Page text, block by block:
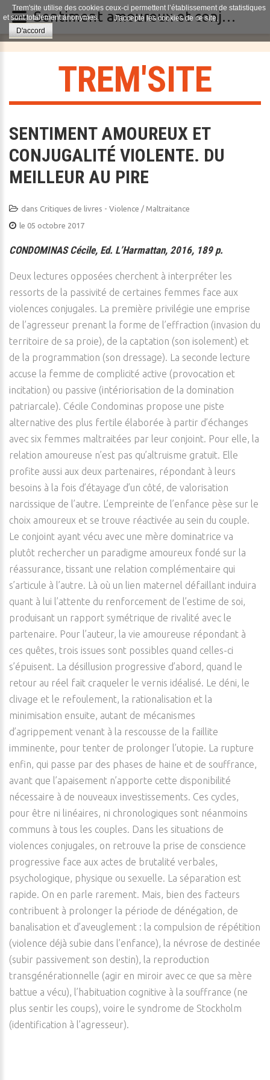
TREM'SITE
SENTIMENT AMOUREUX ET
CONJUGALITÉ VIOLENTE. DU
MEILLEUR AU PIRE
dans Critiques de livres - Violence / Maltraitance
le 05 octobre 2017
CONDOMINAS Cécile, Ed. L’Harmattan, 2016, 189 p.
Deux lectures opposées cherchent à interpréter les
ressorts de la passivité de certaines femmes face aux
violences conjugales. La première privilégie une emprise
de l’agresseur prenant la forme de l’effraction (invasion du
territoire de sa proie), de la captation (son isolement) et
de la programmation (son dressage). La seconde lecture
accuse la femme de complicité active (provocation et
incitation) ou passive (intériorisation de la domination
patriarcale). Cécile Condominas propose une piste
alternative des plus fertile élaborée à partir d’échanges
avec six femmes maltraitées par leur conjoint. Pour elle, la
relation amoureuse n’est pas qu’altruisme gratuit. Elle
profite aussi aux deux partenaires, répondant à leurs
besoins à la fois d’étayage d’un côté, de valorisation
narcissique de l’autre. L’empreinte de l’enfance pèse sur le
choix amoureux et se trouve réactivée au sein du couple.
Le conjoint ayant vécu avec une mère dominatrice va
plutôt rechercher un paradigme amoureux fondé sur la
réassurance, tissant une relation complémentaire qui
s’articule à l’autre. Là où un lien maternel défaillant induira
quant à lui l’attente du renforcement de l’estime de soi,
produisant un rapport symétrique de rivalité avec le
partenaire. Pour l’auteur, la vie amoureuse répondant à
ces quêtes, trois issues sont possibles quand celles-ci
s’épuisent. La désillusion progressive d’abord, quand le
retour au réel fait craqueler le vernis idéalisé. Le déni, le
clivage et le refoulement, la rationalisation et la
minimisation ensuite, autant de mécanismes
d’agrippement venant à la rescousse de la faillite
imminente, pour tenter de prolonger l’utopie. La rupture
enfin, qui passe par des phases de haine et de souffrance,
avant que l’apaisement n’apporte cette disponibilité
nécessaire à de nouveaux investissements. Ces cycles,
pour être ni linéaires, ni chronologiques sont néanmoins
communs à tous les couples. Dans les situations de
violences conjugales, on retrouve la prise de conscience
progressive face aux actes de brutalité verbales,
psychologique, physique ou sexuelle. La séparation est
rapide. On en parle rarement. Mais, bien des facteurs
contribuent à prolonger la période de dénégation, de
banalisation et d’aveuglement : la compulsion de répétition
(violence déjà subie dans l’enfance), la névrose de destinée
(subir passivement son destin), la reproduction
transgénérationnelle (agir en miroir avec ce que sa mère
battue a vécu), l’habituation cognitive à la souffrance (ne
plus sentir les coups), voire le syndrome de Stockholm
(identification à l’agresseur).
Trem'site utilise des cookies ceux-ci permettent l’établissement de statistiques
et sont totalement anonymes.
J'accepte les cookies de ce site.
D'accord
Sentiment amoureux et conjugalité violente. Du meilleur au pire